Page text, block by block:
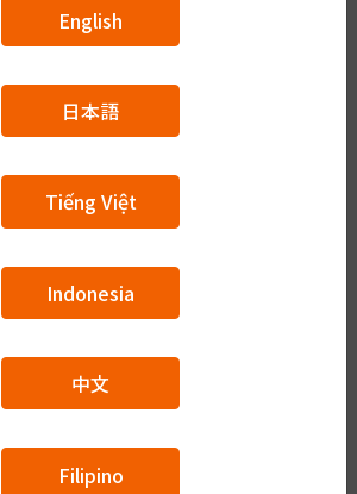
B1（N3~N2）
B2（N2~N1）
C1（N1+）
English
日本語
Tiếng Việt
Indonesia
中文
Filipino